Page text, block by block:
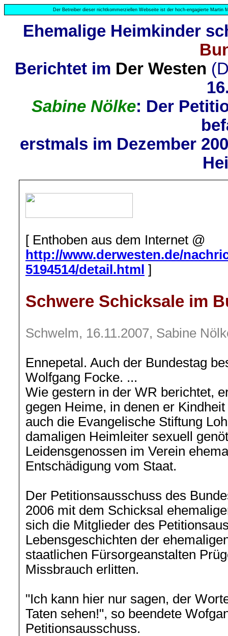
Der Betreiber dieser nichtkommerziellen Webseite ist der hoch-engagierte Martin
Ehemalige Heimkinder
Berichtet im Der Westen
Sabine Nölke: Der
erstmals im Dezember
[ Enthoben aus dem Internet @
http://www.derwesten.de/
5194514/detail.html ]
Schwere Schicksale im
Schwelm, 16.11.2007, Sabine
Ennepetal. Auch der Bundestag
Wolfgang Focke. ...
Wie gestern in der WR berichtet,
gegen Heime, in denen er
auch die Evangelische Stiftung
damaligen Heimleiter sexuell
Leidensgenossen im Verein
Entschädigung vom Staat.
Der Petitionsausschuss des
2006 mit dem Schicksal
sich die Mitglieder des
Lebensgeschichten der
staatlichen Fürsorgeanstalten
Missbrauch erlitten.
"Ich kann hier nur sagen, der
Taten sehen!", so beendete
Petitionsausschuss.